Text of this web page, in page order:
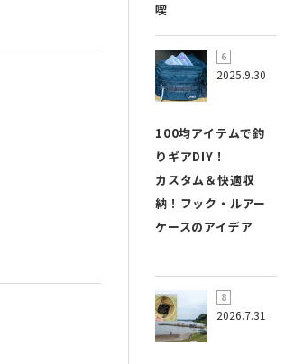
喫
2025.9.30
100均アイテムで釣
りギアDIY！
カスタム＆快適収
納！フック・ルアー
ケースのアイデア
2026.7.31